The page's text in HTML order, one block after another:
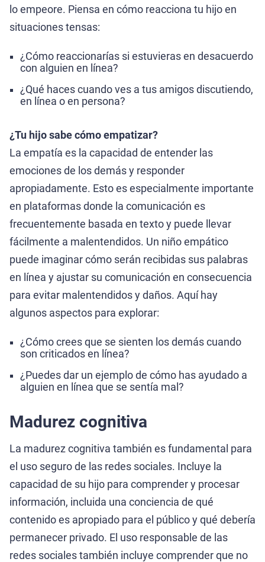
lo empeore. Piensa en cómo reacciona tu hijo en
situaciones tensas:
¿Cómo reaccionarías si estuvieras en desacuerdo
con alguien en línea?
¿Qué haces cuando ves a tus amigos discutiendo,
en línea o en persona?
¿Tu hijo sabe cómo empatizar?
La empatía es la capacidad de entender las
emociones de los demás y responder
apropiadamente. Esto es especialmente importante
en plataformas donde la comunicación es
frecuentemente basada en texto y puede llevar
fácilmente a malentendidos. Un niño empático
puede imaginar cómo serán recibidas sus palabras
en línea y ajustar su comunicación en consecuencia
para evitar malentendidos y daños. Aquí hay
algunos aspectos para explorar:
¿Cómo crees que se sienten los demás cuando
son criticados en línea?
¿Puedes dar un ejemplo de cómo has ayudado a
alguien en línea que se sentía mal?
Madurez cognitiva
La madurez cognitiva también es fundamental para
el uso seguro de las redes sociales. Incluye la
capacidad de su hijo para comprender y procesar
información, incluida una conciencia de qué
contenido es apropiado para el público y qué debería
permanecer privado. El uso responsable de las
redes sociales también incluye comprender que no